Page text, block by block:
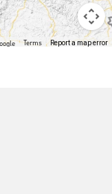
Terms Report a map error